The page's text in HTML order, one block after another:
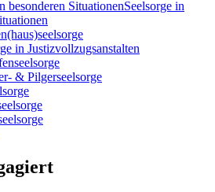
Seelsorge in
in Justizvollzugsanstalten
& Pilgerseelsorge